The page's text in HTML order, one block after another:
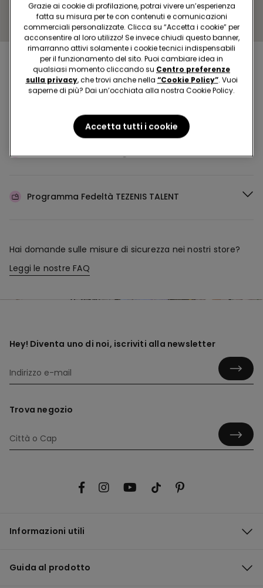
Acquista in negozio e ricevi l’ordine ovunque tu sia
Programma Fedeltà TEZENIS TALENT
Hai domande sulle misure di sicurezza nei nostri store?
Leggi le nostre FAQ
Hey! Diventa uno di noi, iscriviti alla newsletter
Trova negozio
Informazioni utili
Guida al prodotto
Grazie ai cookie di profilazione, potrai vivere un’esperienza
fatta su misura per te con contenuti e comunicazioni
commerciali personalizzate. Clicca su “Accetta i cookie” per
acconsentire al loro utilizzo! Se invece chiudi questo banner,
rimarranno attivi solamente i cookie tecnici indispensabili
per il funzionamento del sito. Puoi cambiare idea in
qualsiasi momento cliccando su Centro preferenze
sulla privacy, che trovi anche nella “Cookie Policy”. Vuoi
saperne di più? Dai un’occhiata alla nostra Cookie Policy.
Accetta tutti i cookie